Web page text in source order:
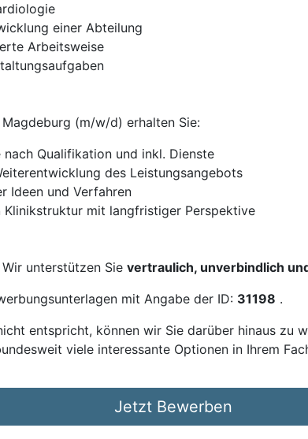
einer Abteilung
Arbeitsweise
(m/w/d) erhalten Sie:
Qualifikation und inkl. Dienste
des Leistungsangebots
Ideen und Verfahren
mit langfristiger Perspektive
unterstützen Sie vertraulich, unverbindlich
mit Angabe der ID: 31198 .
entspricht, können wir Sie darüber hinaus zu
viele interessante Optionen in Ihrem
Jetzt Bewerben